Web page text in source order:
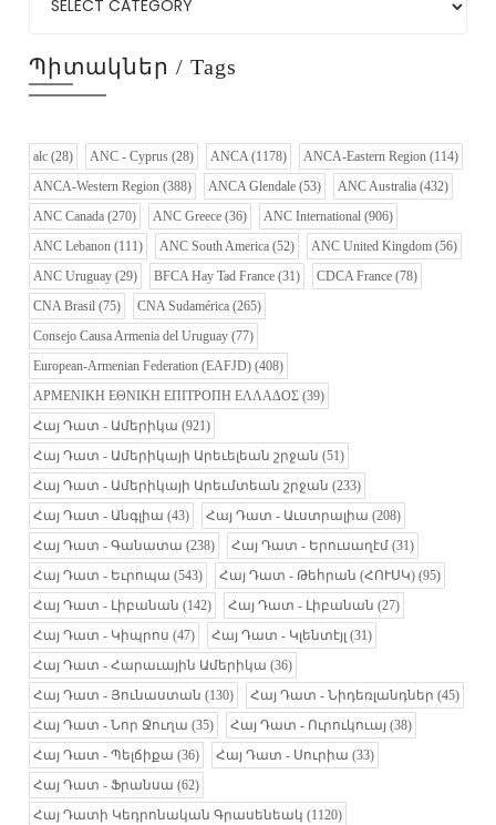
Պիտակներ / Tags
alc (28) ANC - Cyprus (28) ANCA(1178) ANCA-Eastern Region (114)
ANCA-Western Region (388) ANCA Glendale (53) ANC Australia (432)
ANC Canada (270) ANC Greece (36) ANC International (906)
ANC Lebanon (111) ANC South America (52) ANC United Kingdom (56)
ANC Uruguay (29) BFCA Hay Tad France (31) CDCA France (78)
CNA Brasil (75) CNA Sudamérica (265)
Consejo Causa Armenia del Uruguay (77)
European-Armenian Federation (EAFJD) (408)
ΑΡΜΕΝΙΚΗ ΕΘΝΙΚΗ ΕΠΙΤΡΟΠΗ ΕΛΛΑΔΟΣ (39)
Հայ Դատ - Ամերիկա (921)
Հայ Դատ - Ամերիկայի Արեւելեան շրջան (51)
Հայ Դատ - Ամերիկայի Արեւմտեան շրջան (233)
Հայ Դատ - Անգլիա (43) Հայ Դատ - Աւստրալիա (208)
Հայ Դատ - Գանատա (238) Հայ Դատ - Երուսաղէմ (31)
Հայ Դատ - Եւրոպա (543) Հայ Դատ - Թեհրան (ՀՈՒՍԿ) (95)
Հայ Դատ - Լիբանան (142) Հայ Դատ - Լիբանան (27)
Հայ Դատ - Կիպրոս (47) Հայ Դատ - Կլենտէյլ (31)
Հայ Դատ - Հարաւային Ամերիկա (36)
Հայ Դատ - Յունաստան (130) Հայ Դատ - Նիդեռլանդներ (45)
Հայ Դատ - Նոր Ջուղա (35) Հայ Դատ - Ուրուկուայ (38)
Հայ Դատ - Պելճիքա (36) Հայ Դատ - Սուրիա (33)
Հայ Դատ - Ֆրանսա (62)
Հայ Դատի Կեդրոնական Գրասենեակ (1120)